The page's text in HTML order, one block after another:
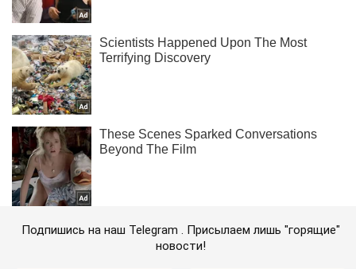
Подпишись на наш Telegram . Присылаем лишь "горящие"
новости!